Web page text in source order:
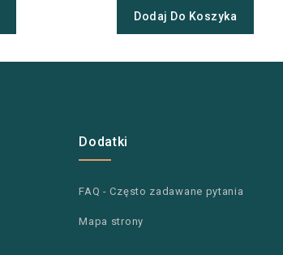
Dodaj Do Koszyka
Dodatki
FAQ - Często zadawane pytania
Mapa strony